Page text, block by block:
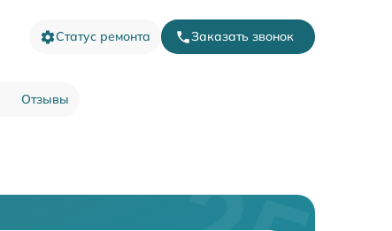
Статус ремонта Заказать звонок
Отзывы